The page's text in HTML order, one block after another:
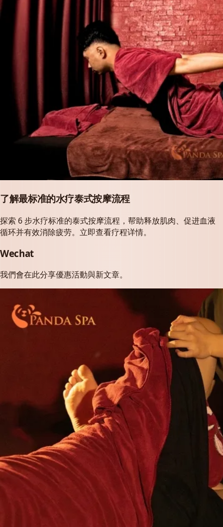
了解最标准的水疗泰式按摩流程
探索 6 步水疗标准的泰式按摩流程，帮助释放肌肉、促进血液
循环并有效消除疲劳。立即查看疗程详情。
Wechat
我們會在此分享優惠活動與新文章。